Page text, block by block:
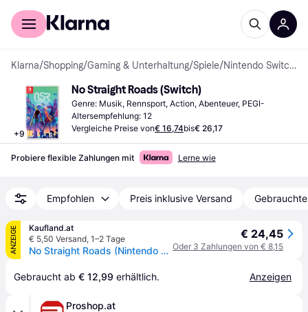
Für Shopper
Klarna/Shopping/Gaming & Unterhaltung/Spiele/ Nintendo Switch-Spiele
+9
No Straight Roads (Switch)
Genre: Musik, Rennsport, Action, Abenteuer, PEGI-
Altersempfehlung: 12
Vergleiche Preise von€ 16,74bis€ 26,17
Probiere flexible Zahlungen mit Lerne wie
Empfohlen Preis inklusive Versand
ANZEIGE
Kaufland.at
€ 5,50 Versand, 1–2 Tage
No Straight Roads (Nintendo Switch)
€ 24,45
Oder 3 Zahlungen von € 8,15
Gebraucht ab € 12,99 erhältlich. Anzeigen
Proshop.at